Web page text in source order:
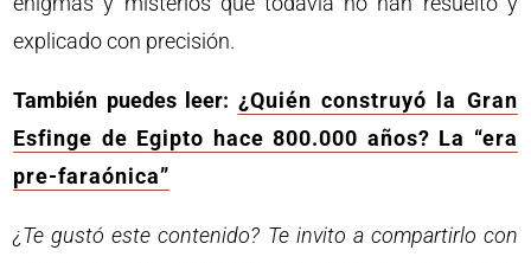
explicado con precisión.
También puedes leer: ¿Quién construyó la Gran
Esfinge de Egipto hace 800.000 años? La “era
pre-faraónica”
¿Te gustó este contenido? Te invito a compartirlo con